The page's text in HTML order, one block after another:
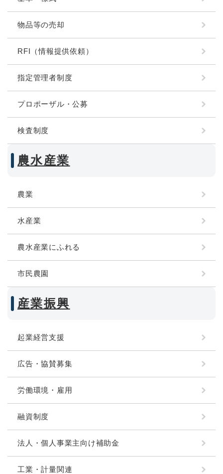
物品等の売却
RFI（情報提供依頼）
指定管理者制度
プロポーザル・公募
検査制度
農水産業
農業
水産業
農水産業にふれる
市民農園
産業振興
起業経営支援
広告・協賛募集
労働環境・雇用
融資制度
法人・個人事業主向け補助金
工業・計量関連